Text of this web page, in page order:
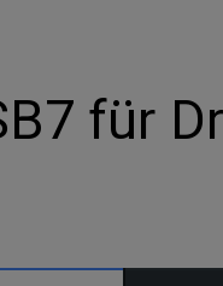
für